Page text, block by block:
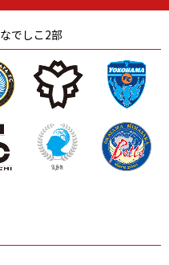
石人の星
静岡 愛媛Ｌ
なでしこ2部